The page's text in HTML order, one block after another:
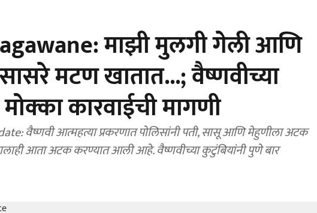
माझी मुलगी गेली आणि
मटण खातात...; वैष्णवीच्या
कारवाईची मागणी
वैष्णवी आत्महत्या प्रकरणात पोलिसांनी पती, सासू आणि मेहुणीला अटक
आता अटक करण्यात आली आहे. वैष्णवीच्या कुटुंबियांनी पुणे बार